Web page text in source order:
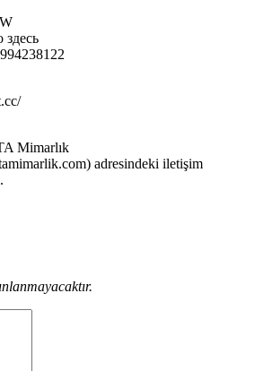
Mimarlık
adresindeki iletişim